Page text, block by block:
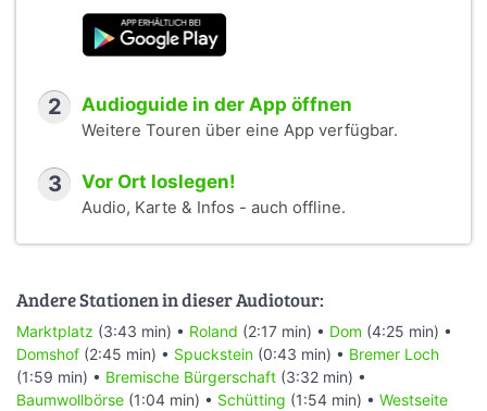
2 Audioguide in der App öffnen
Weitere Touren über eine App verfügbar.
3 Vor Ort loslegen!
Audio, Karte & Infos - auch offline.
Andere Stationen in dieser Audiotour:
Marktplatz (3:43 min) • Roland (2:17 min) • Dom (4:25 min) •
Domshof (2:45 min) • Spuckstein (0:43 min) • Bremer Loch
(1:59 min) • Bremische Bürgerschaft (3:32 min) •
Baumwollbörse (1:04 min) • Schütting (1:54 min) • Westseite